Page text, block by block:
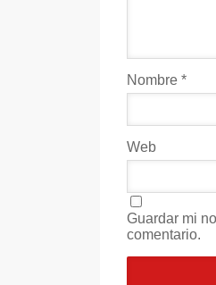
Nombre *
Web
Guardar mi
comentario.